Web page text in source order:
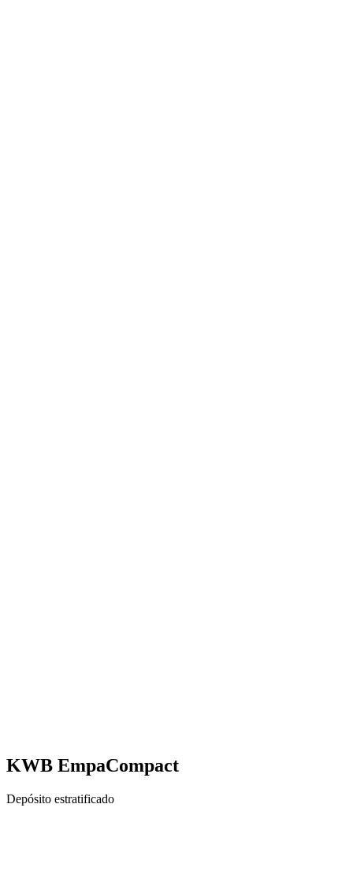
KWB EmpaCompact
Depósito estratificado